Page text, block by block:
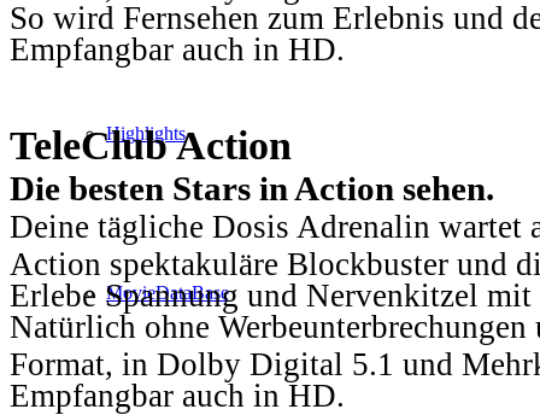
Highlights
MovieDataBase
So wird Fernsehen zum Erlebnis und
Empfangbar auch in HD.
TeleClub Action
Die besten Stars in Action sehen.
Deine tägliche Dosis Adrenalin wartet
Action spektakuläre Blockbuster und
Erlebe Spannung und Nervenkitzel
Natürlich ohne
Format, in Dolby Digital 5.1 und
Empfangbar auch in HD.